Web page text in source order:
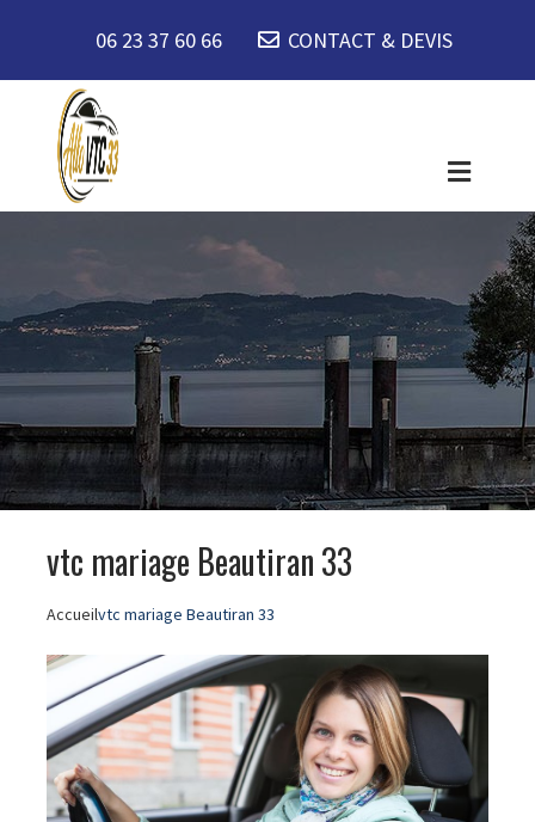
06 23 37 60 66 CONTACT & DEVIS
vtc mariage Beautiran 33
Accueilvtc mariage Beautiran 33